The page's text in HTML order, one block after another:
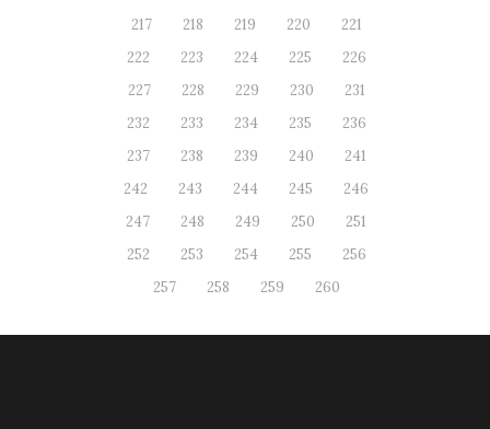
217
218 219 220
221
222
223 224 225
226
227
228 229 230
231
232
233 234 235
236
237
238 239 240
241
242
243 244 245
246
247
248 249 250
251
252
253 254 255
256
257
258 259 260